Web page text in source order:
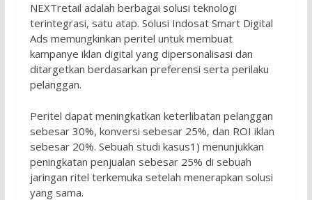
NEXTretail adalah berbagai solusi teknologi
terintegrasi, satu atap. Solusi Indosat Smart Digital
Ads memungkinkan peritel untuk membuat
kampanye iklan digital yang dipersonalisasi dan
ditargetkan berdasarkan preferensi serta perilaku
pelanggan.
Peritel dapat meningkatkan keterlibatan pelanggan
sebesar 30%, konversi sebesar 25%, dan ROI iklan
sebesar 20%. Sebuah studi kasus1) menunjukkan
peningkatan penjualan sebesar 25% di sebuah
jaringan ritel terkemuka setelah menerapkan solusi
yang sama.